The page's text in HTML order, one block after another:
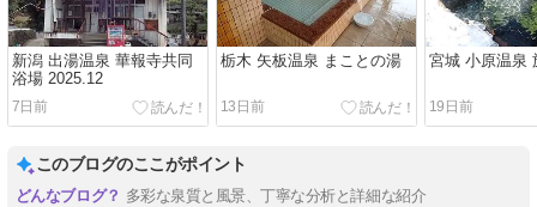
新潟 出湯温泉 華報寺共同
浴場 2025.12
7日前
栃木 矢板温泉 まことの湯
13日前
宮城 小原温泉
19日前
このブログのここがポイント
多彩な泉質と風景、丁寧な分析と詳細な紹介